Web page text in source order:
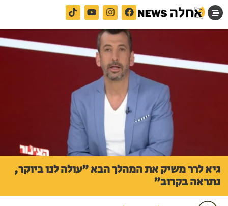
גיא לרר משיק את המהלך הבא "עולה לנו ביוקר,
נתראה בקרוב"